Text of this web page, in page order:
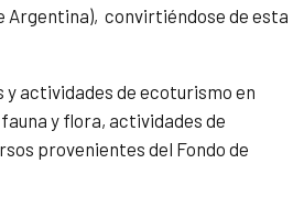
Argentina), convirtiéndose de esta
actividades de ecoturismo en
y flora, actividades de
provenientes del Fondo de